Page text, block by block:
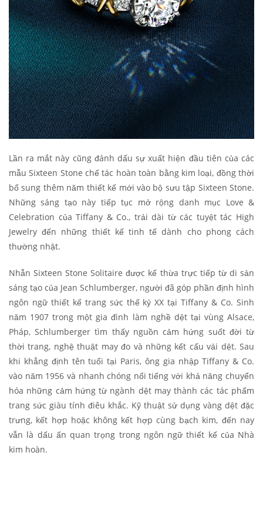
Lần ra mắt này cũng đánh dấu sự xuất hiện đầu tiên của các
mẫu Sixteen Stone chế tác hoàn toàn bằng kim loại, đồng thời
bổ sung thêm năm thiết kế mới vào bộ sưu tập Sixteen Stone.
Những sáng tạo này tiếp tục mở rộng danh mục Love &
Celebration của Tiffany & Co., trải dài từ các tuyệt tác High
Jewelry đến những thiết kế tinh tế dành cho phong cách
thường nhật.
Nhẫn Sixteen Stone Solitaire được kế thừa trực tiếp từ di sản
sáng tạo của Jean Schlumberger, người đã góp phần định hình
ngôn ngữ thiết kế trang sức thế kỷ XX tại Tiffany & Co. Sinh
năm 1907 trong một gia đình làm nghề dệt tại vùng Alsace,
Pháp, Schlumberger tìm thấy nguồn cảm hứng suốt đời từ
thời trang, nghệ thuật may đo và những kết cấu vải dệt. Sau
khi khẳng định tên tuổi tại Paris, ông gia nhập Tiffany & Co.
vào năm 1956 và nhanh chóng nổi tiếng với khả năng chuyển
hóa những cảm hứng từ ngành dệt may thành các tác phẩm
trang sức giàu tính điêu khắc. Kỹ thuật sử dụng vàng dệt đặc
trưng, kết hợp hoặc không kết hợp cùng bạch kim, đến nay
vẫn là dấu ấn quan trọng trong ngôn ngữ thiết kế của Nhà
kim hoàn.